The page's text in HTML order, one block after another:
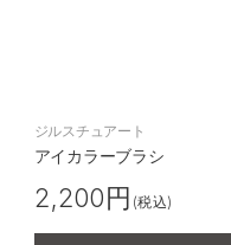
ジルスチュアート
アイカラーブラシ
2,200円 (税込)